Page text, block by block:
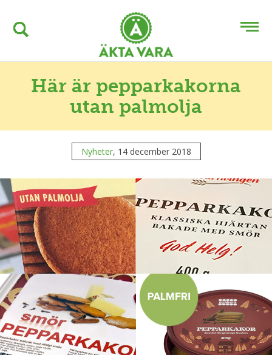
Här är pepparkakorna
utan palmolja
Nyheter, 14 december 2018